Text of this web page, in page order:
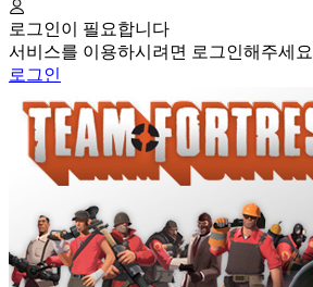
로그인이 필요합니다
서비스를 이용하시려면 로그인해주세요
로그인